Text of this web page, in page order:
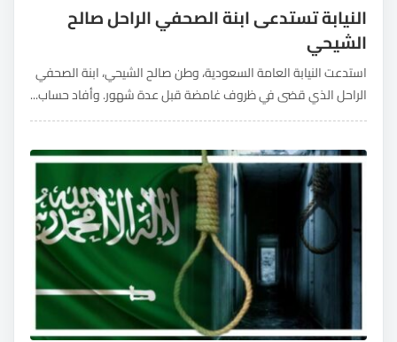
النيابة تستدعى ابنة الصحفي الراحل صالح
الشيحي
استدعت النيابة العامة السعودية، وطن صالح الشيحي، ابنة الصحفي
الراحل الذي قضى في ظروف غامضة قبل عدة شهور. وأفاد حساب...